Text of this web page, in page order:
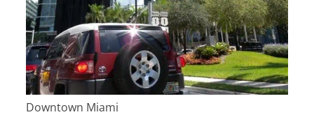
Downtown Miami